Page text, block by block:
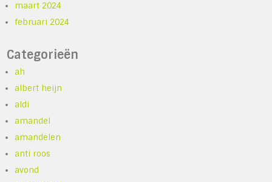
maart 2024
februari 2024
Categorieën
ah
albert heijn
aldi
amandel
amandelen
anti roos
avond